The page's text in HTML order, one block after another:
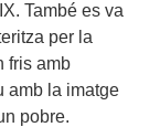
També es va
per la
fris amb
amb la imatge
pobre.